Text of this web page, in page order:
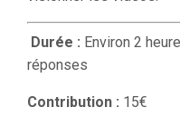
Durée : Environ 2
réponses
Contribution : 15€